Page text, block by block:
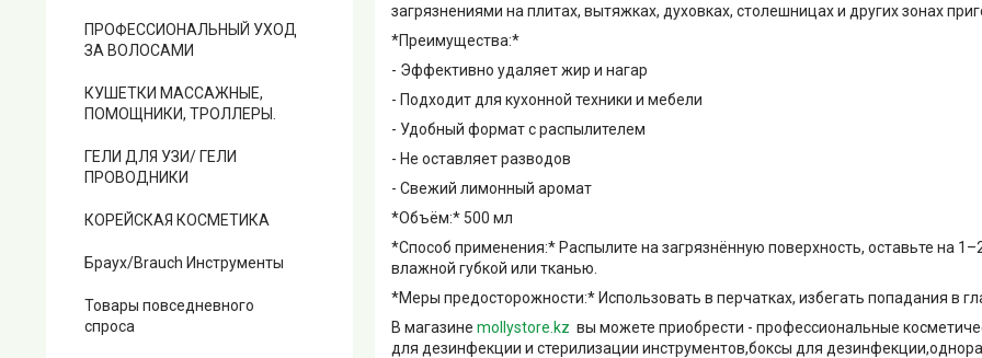
загрязнениями на плитах, вытяжках, духовках, столешницах и других зонах
*Преимущества:*
- Эффективно удаляет жир и нагар
- Подходит для кухонной техники и мебели
- Удобный формат с распылителем
- Не оставляет разводов
- Свежий лимонный аромат
*Объём:* 500 мл
*Способ применения:* Распылите на загрязнённую поверхность, оставьте на
влажной губкой или тканью.
*Меры предосторожности:* Использовать в перчатках, избегать попадания в
В магазине mollystore.kz вы можете приобрести - профессиональные
для дезинфекции и стерилизации инструментов,боксы для
ПРОФЕССИОНАЛЬНЫЙ УХОД
ЗА ВОЛОСАМИ
КУШЕТКИ МАССАЖНЫЕ,
ПОМОЩНИКИ, ТРОЛЛЕРЫ.
ГЕЛИ ДЛЯ УЗИ/ ГЕЛИ
ПРОВОДНИКИ
КОРЕЙСКАЯ КОСМЕТИКА
Браух/Brauch Инструменты
Товары повседневного
спроса